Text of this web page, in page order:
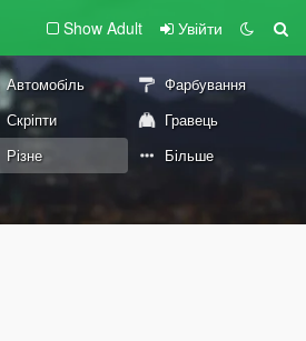
Show Adult Увійти
Автомобіль
Фарбування
Скріпти
Гравець
Різне Більше